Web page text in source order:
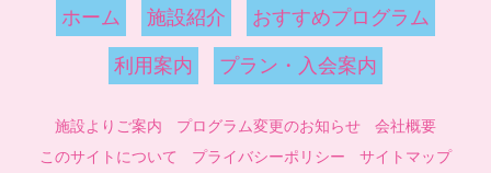
ホーム 施設紹介 おすすめプログラム
利用案内 プラン・入会案内
施設よりご案内 プログラム変更のお知らせ
会社概要
このサイトについて
プライバシーポリシー サイトマップ